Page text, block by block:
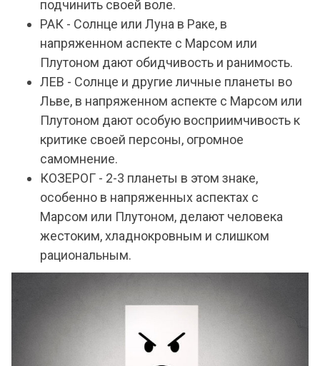
подчинить своей воле.
РАК - Солнце или Луна в Раке, в
напряженном аспекте с Марсом или
Плутоном дают обидчивость и ранимость.
ЛЕВ - Солнце и другие личные планеты во
Льве, в напряженном аспекте с Марсом или
Плутоном дают особую восприимчивость к
критике своей персоны, огромное
самомнение.
КОЗЕРОГ - 2-3 планеты в этом знаке,
особенно в напряженных аспектах с
Марсом или Плутоном, делают человека
жестоким, хладнокровным и слишком
рациональным.